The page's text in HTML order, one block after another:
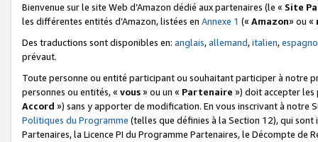
Bienvenue sur le site Web d’Amazon dédié aux partenaires (le « Site
les différentes entités d’Amazon, listées en Annexe 1 (« Amazon» ou «
Des traductions sont disponibles en: anglais,allemand,italien,
prévaut.
Toute personne ou entité participant ou souhaitant participer à notre
personnes ou entités, « vous» ou un « Partenaire ») doit accepter les
Accord ») sans y apporter de modification. En vous inscrivant à notre
Politiques du Programme (telles que définies à la Section 12), qui
Partenaires, la Licence PI du Programme Partenaires, le Décompte de